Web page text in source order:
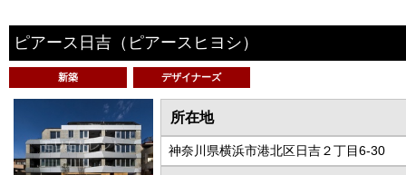
ピアース日吉 （ピアースヒヨシ）
新築 デザイナーズ
所在地
神奈川県横浜市港北区日吉２丁目6-30